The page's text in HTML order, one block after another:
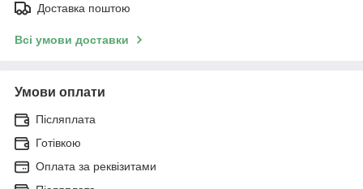
Доставка поштою
Всі умови доставки
Умови оплати
Післяплата
Готівкою
Оплата за реквізитами